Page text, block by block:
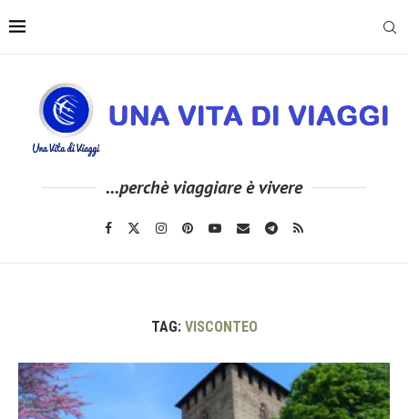
...perchè viaggiare è vivere
TAG: VISCONTEO